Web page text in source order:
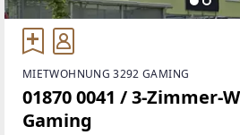
MIETWOHNUNG 3292 GAMING
01870 0041 / 3-Zimmer-
Gaming